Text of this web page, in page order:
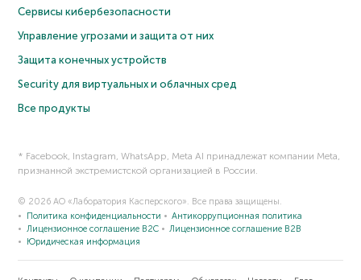
Сервисы кибербезопасности
Управление угрозами и защита от них
Защита конечных устройств
Security для виртуальных и облачных сред
Все продукты
* Facebook, Instagram, WhatsApp, Meta AI принадлежат компании Meta,
признанной экстремистской организацией в России.
© 2026 АО «Лаборатория Касперского». Все права защищены.
Политика конфиденциальности
Антикоррупционная политика
Лицензионное соглашение B2C
Лицензионное соглашение B2B
Юридическая информация